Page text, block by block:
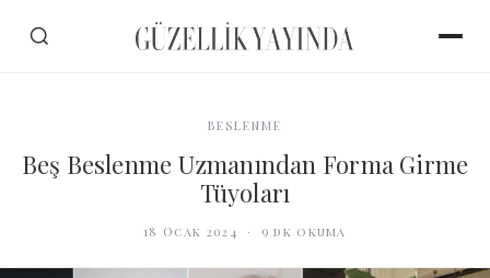
BESLENME
Beş Beslenme Uzmanından Forma Girme
Tüyoları
18 Ocak 2024 · 9 dk okuma